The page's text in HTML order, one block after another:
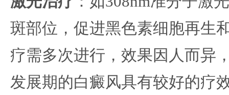
斑部位，促进黑色素细胞再生
疗需多次进行，效果因人而异
发展期的白癜风具有较好的疗